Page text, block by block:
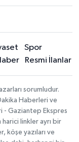
Spor
Resmi İlanlar
sorumludur.
Haberleri ve
Gaziantep Ekspres
linkler ayrı bir
köşe yazıları ve